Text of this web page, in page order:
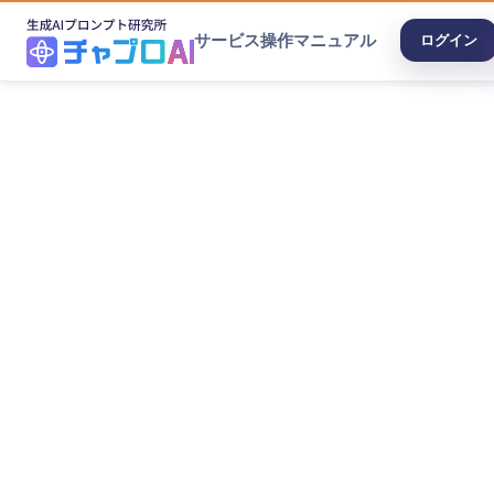
サービス操作マニュアル ログイン